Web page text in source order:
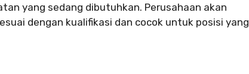
yang sedang dibutuhkan. Perusahaan akan
dengan kualifikasi dan cocok untuk posisi yang